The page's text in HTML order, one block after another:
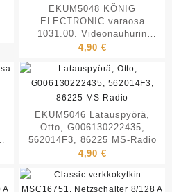
EKUM5048 KÖNIG
ELECTRONIC varaosa
1031.00. Videonauhurin
välipyörä varaosa.
4,90 €
EKUM5046 Latauspyörä,
Otto, G006130222435,
562014F3, 86225 MS-Radio
4,90 €